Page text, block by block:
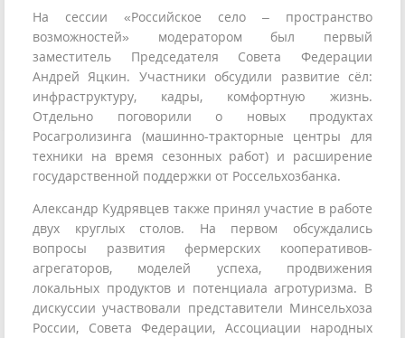
На сессии «Российское село – пространство
возможностей» модератором был первый
заместитель Председателя Совета Федерации
Андрей Яцкин. Участники обсудили развитие сёл:
инфраструктуру, кадры, комфортную жизнь.
Отдельно поговорили о новых продуктах
Росагролизинга (машинно-тракторные центры для
техники на время сезонных работ) и расширение
государственной поддержки от Россельхозбанка.
Александр Кудрявцев также принял участие в работе
двух круглых столов. На первом обсуждались
вопросы развития фермерских кооперативов-
агрегаторов, моделей успеха, продвижения
локальных продуктов и потенциала агротуризма. В
дискуссии участвовали представители Минсельхоза
России, Совета Федерации, Ассоциации народных